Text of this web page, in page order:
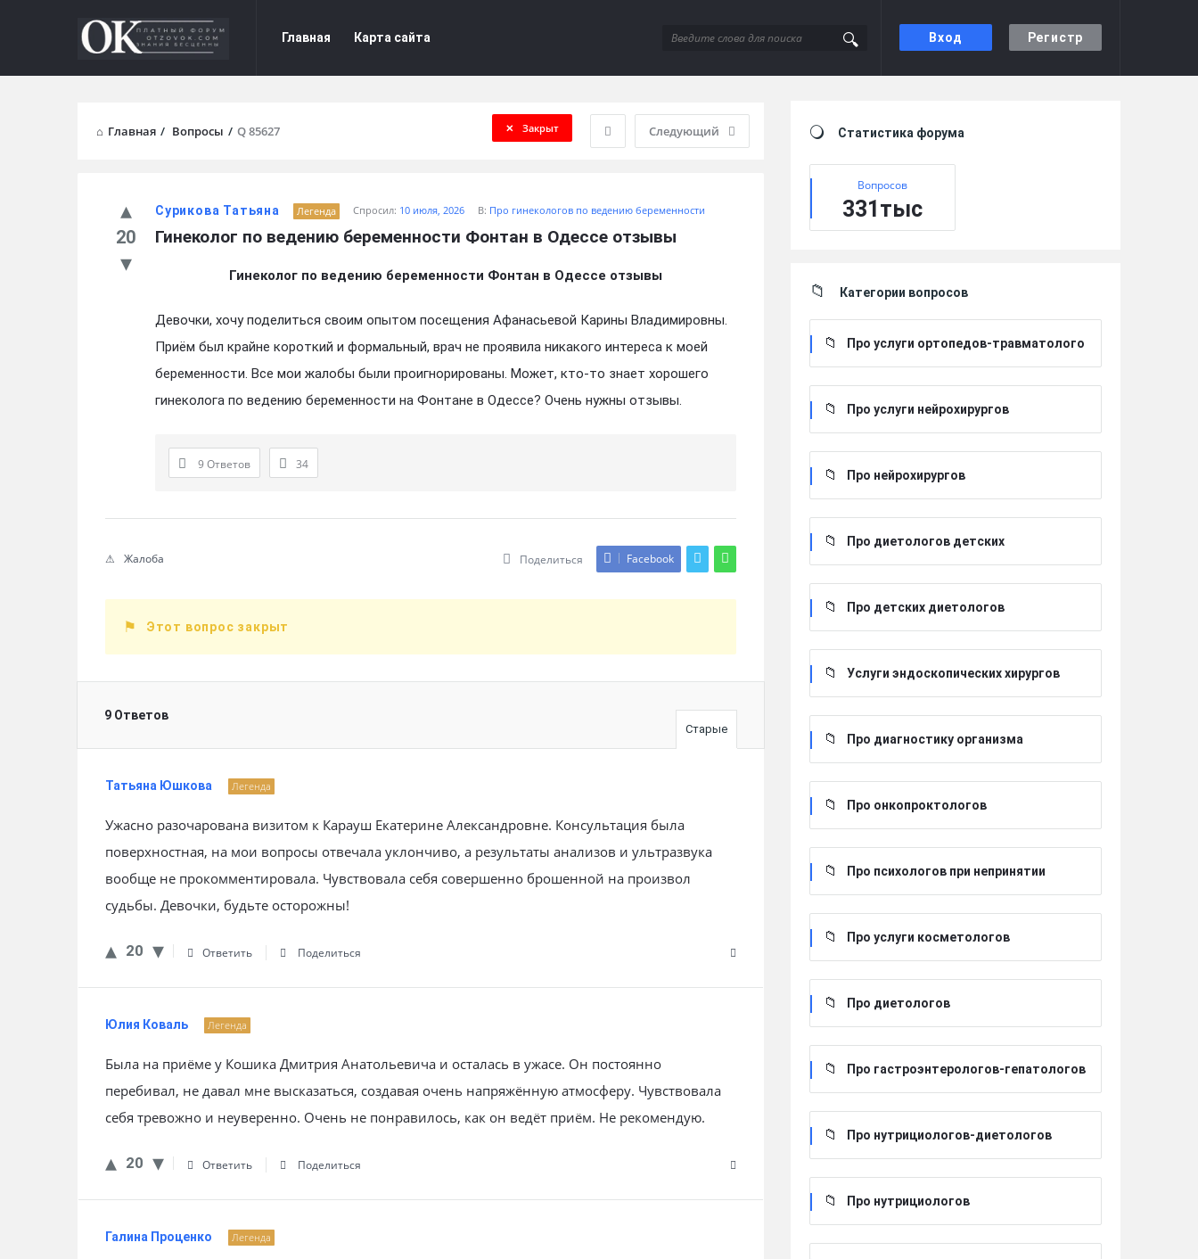
Вход Регистр
Форум
Отзывы
Отзывы
Navigation
Главная Карта сайта
Главная / Вопросы / Q 85627 Следующий
Закрыт
Сурикова Татьяна Легенда Спросил: 10 июля, 2026 В: Про гинекологов по ведению беременности
Гинеколог по ведению беременности Фонтан в Одессе отзывы
20
Гинеколог по ведению беременности Фонтан в Одессе отзывы
Девочки, хочу поделиться своим опытом посещения Афанасьевой Карины Владимировны.
Приём был крайне короткий и формальный, врач не проявила никакого интереса к моей
беременности. Все мои жалобы были проигнорированы. Может, кто-то знает хорошего
гинеколога по ведению беременности на Фонтане в Одессе? Очень нужны отзывы.
9 Ответов 34
Поделиться Facebook
Жалоба
Этот вопрос закрыт
9 Ответов
Старые
Татьяна Юшкова Легенда
Ужасно разочарована визитом к Карауш Екатерине Александровне. Консультация была
поверхностная, на мои вопросы отвечала уклончиво, а результаты анализов и ультразвука
вообще не прокомментировала. Чувствовала себя совершенно брошенной на произвол
судьбы. Девочки, будьте осторожны!
20 Ответить Поделиться
Юлия Коваль Легенда
Была на приёме у Кошика Дмитрия Анатольевича и осталась в ужасе. Он постоянно
перебивал, не давал мне высказаться, создавая очень напряжённую атмосферу. Чувствовала
себя тревожно и неуверенно. Очень не понравилось, как он ведёт приём. Не рекомендую.
20 Ответить Поделиться
Галина Проценко Легенда
Статистика форума
Вопросов
331тыс
Категории вопросов
Про услуги ортопедов-травматолого
Про услуги нейрохирургов
Про нейрохирургов
Про диетологов детских
Про детских диетологов
Услуги эндоскопических хирургов
Про диагностику организма
Про онкопроктологов
Про психологов при непринятии
Про услуги косметологов
Про диетологов
Про гастроэнтерологов-гепатологов
Про нутрициологов-диетологов
Про нутрициологов